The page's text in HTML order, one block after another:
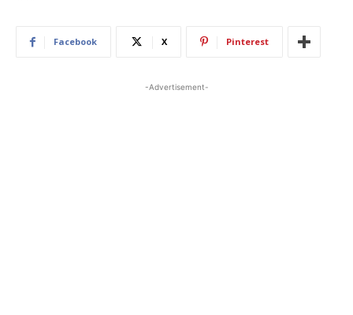
Facebook X Pinterest
-Advertisement-